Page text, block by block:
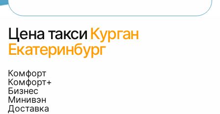
Цена такси Курган
Екатеринбург
Комфорт
Комфорт+
Бизнес
Минивэн
Доставка